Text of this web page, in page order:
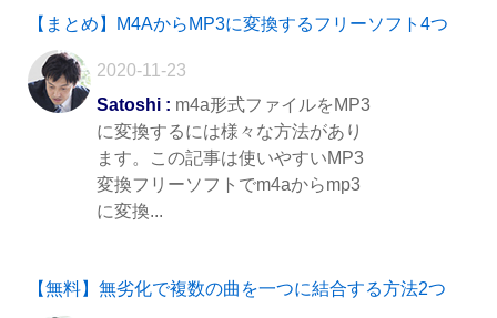
【まとめ】M4AからMP3に変換するフリーソフト4つ
2020-11-23
Satoshi : m4a形式ファイルをMP3
に変換するには様々な方法があり
ます。この記事は使いやすいMP3
変換フリーソフトでm4aからmp3
に変換...
【無料】無劣化で複数の曲を一つに結合する方法2つ